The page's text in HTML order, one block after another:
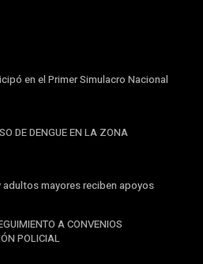
en el Primer Simulacro Nacional
DE DENGUE EN LA ZONA
mayores reciben apoyos
A CONVENIOS
POLICIAL